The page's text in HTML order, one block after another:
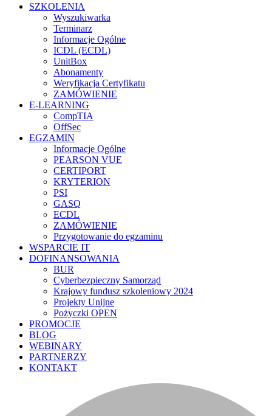
SZKOLENIA
Wyszukiwarka
Terminarz
Informacje Ogólne
ICDL (ECDL)
UnitBox
Abonamenty
Weryfikacja Certyfikatu
ZAMÓWIENIE
E-LEARNING
CompTIA
OffSec
EGZAMIN
Informacje Ogólne
PEARSON VUE
CERTIPORT
KRYTERION
PSI
GASQ
ECDL
ZAMÓWIENIE
Przygotowanie do egzaminu
WSPARCIE IT
DOFINANSOWANIA
BUR
Cyberbezpieczny Samorząd
Krajowy fundusz szkoleniowy 2024
Projekty Unijne
Pożyczki OPEN
PROMOCJE
BLOG
WEBINARY
PARTNERZY
KONTAKT